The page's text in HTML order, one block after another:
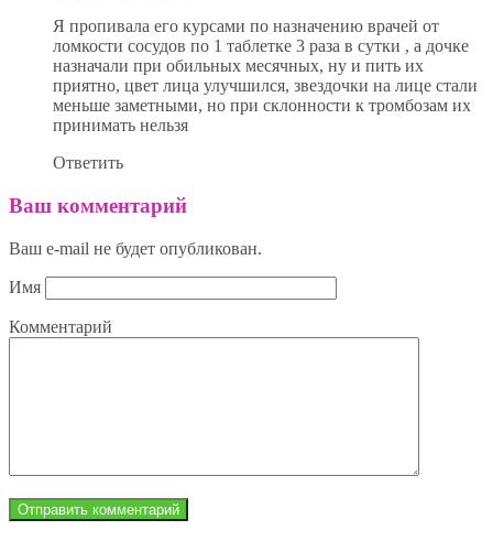
Я пропивала его курсами по назначению врачей от
ломкости сосудов по 1 таблетке 3 раза в сутки , а дочке
назначали при обильных месячных, ну и пить их
приятно, цвет лица улучшился, звездочки на лице стали
меньше заметными, но при склонности к тромбозам их
принимать нельзя
Ответить
Ваш комментарий
Ваш e-mail не будет опубликован.
Имя
Комментарий